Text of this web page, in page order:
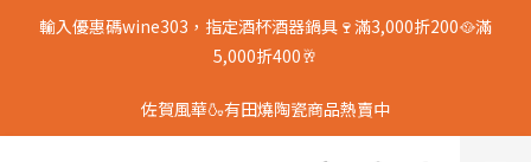
輸入優惠碼wine303，指定酒杯酒器鍋具🍷滿3,000折200🥘滿
5,000折400🥂
佐賀風華🍶有田燒陶瓷商品熱賣中